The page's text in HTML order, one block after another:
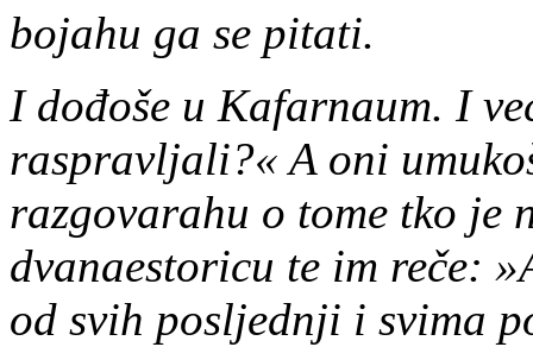
bojahu ga se pitati.
I dođoše u Kafarnaum. I
raspravljali?« A oni
razgovarahu o tome tko je
dvanaestoricu te im reče:
od svih posljednji i svima